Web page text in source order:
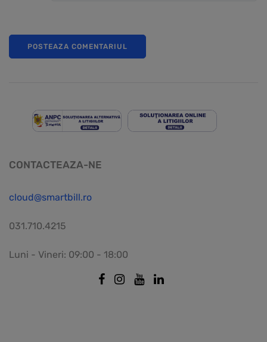
CONTACTEAZA-NE
cloud@smartbill.ro
031.710.4215
Luni - Vineri: 09:00 - 18:00